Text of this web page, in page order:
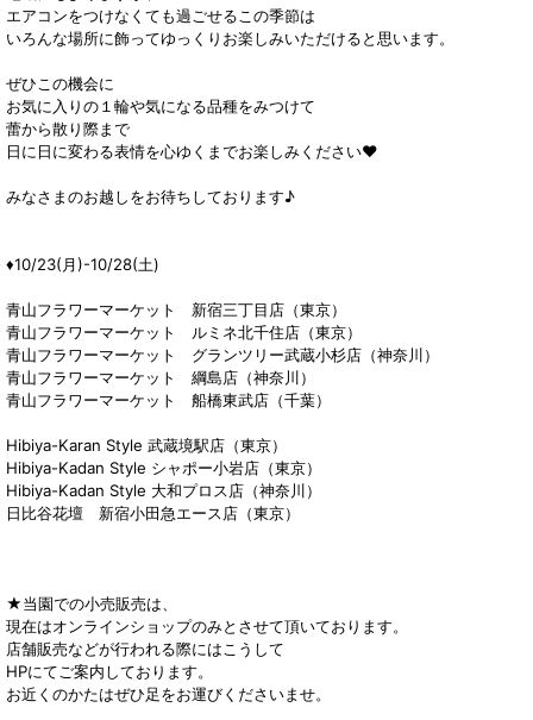
エアコンをつけなくても過ごせるこの季節は
いろんな場所に飾ってゆっくりお楽しみいただけると思います。
ぜひこの機会に
お気に入りの１輪や気になる品種をみつけて
蕾から散り際まで
日に日に変わる表情を心ゆくまでお楽しみください♥
みなさまのお越しをお待ちしております♪
♦︎10/23(月)-10/28(土)
青山フラワーマーケット 新宿三丁目店（東京）
青山フラワーマーケット ルミネ北千住店（東京）
青山フラワーマーケット グランツリー武蔵小杉店（神奈川）
青山フラワーマーケット 綱島店（神奈川）
青山フラワーマーケット 船橋東武店（千葉）
Hibiya-Karan Style 武蔵境駅店（東京）
Hibiya-Kadan Style シャポー小岩店（東京）
Hibiya-Kadan Style 大和プロス店（神奈川）
日比谷花壇 新宿小田急エース店（東京）
★当園での小売販売は、
現在はオンラインショップのみとさせて頂いております。
店舗販売などが行われる際にはこうして
HPにてご案内しております。
お近くのかたはぜひ足をお運びくださいませ。